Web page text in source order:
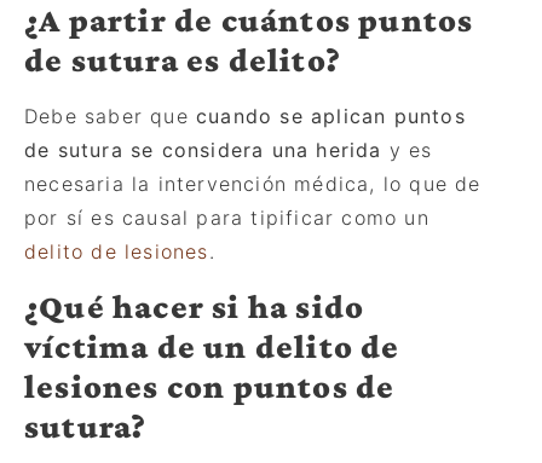
¿A partir de cuántos puntos
de sutura es delito?
Debe saber que cuando se aplican puntos
de sutura se considera una herida y es
necesaria la intervención médica, lo que de
por sí es causal para tipificar como un
delito de lesiones.
¿Qué hacer si ha sido
víctima de un delito de
lesiones con puntos de
sutura?